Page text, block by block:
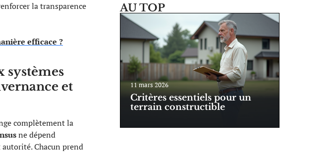
la transparence
efficace ?
systèmes
et
complètement la
ne dépend
Chacun prend
AU TOP
11 mars 2026
Critères essentiels pour un
terrain constructible